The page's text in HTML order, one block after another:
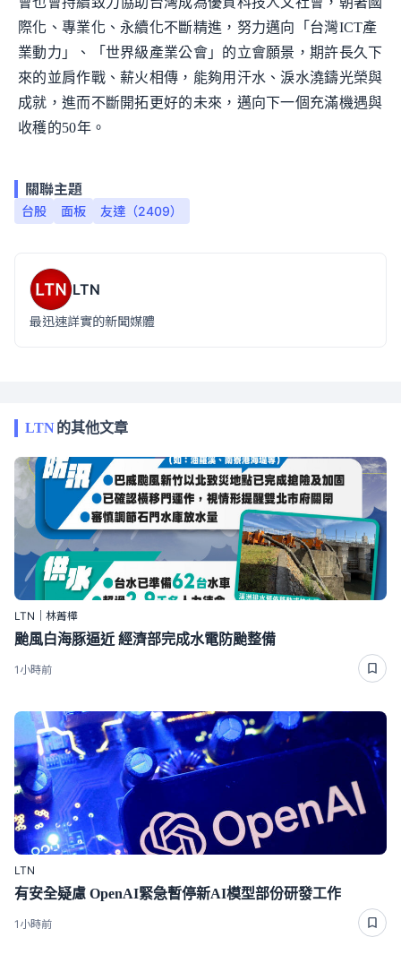
際化、專業化、永續化不斷精進，努力邁向「台灣ICT產
業動力」、「世界級產業公會」的立會願景，期許長久下
來的並肩作戰、薪火相傳，能夠用汗水、淚水澆鑄光榮與
成就，進而不斷開拓更好的未來，邁向下一個充滿機遇與
收穫的50年。
關聯主題
台股 面板 友達（2409）
LTN
最迅速詳實的新聞媒體
LTN的其他文章
LTN｜林菁樺
颱風白海豚逼近 經濟部完成水電防颱整備
1小時前
LTN
有安全疑慮 OpenAI緊急暫停新AI模型部份研發工作
1小時前